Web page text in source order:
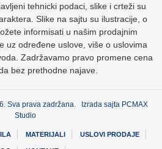
tehnicki podaci, slike i crteži su
Slike na sajtu su ilustracije, o
informisati u našim prodajnim
uz određene uslove, više o uslovima
Zadržavamo pravo promene cena
bez prethodne najave.
Sva prava zadržana. Izrada sajta PCMAX
Studio
MATERIJALI USLOVI PRODAJE